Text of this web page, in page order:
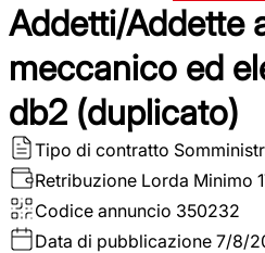
Addetti/Addette
meccanico ed
db2 (duplicato)
Tipo di contratto
Retribuzione Lorda Minimo
Codice annuncio 350232
Data di pubblicazione 7/8/